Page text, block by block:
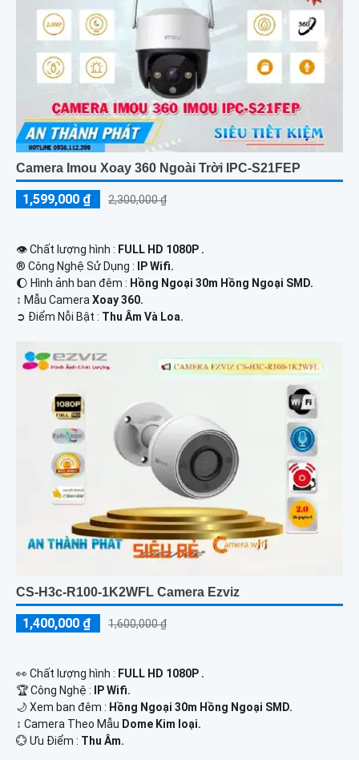
Camera Imou Xoay 360 Ngoài Trời IPC-S21FEP
1,599,000 ₫ 2,300,000 ₫
👁 Chất lượng hình : FULL HD 1080P .
®️ Công Nghệ Sử Dụng :
IP Wifi.
🌔 Hình ảnh ban đêm : Hồng Ngoại 30m Hồng Ngoại SMD.
↕️ Mẫu Camera Xoay 360.
️➲ Điểm Nỗi Bật : Thu Âm Và Loa.
CS-H3c-R100-1K2WFL Camera Ezviz
1,400,000 ₫ 1,600,000 ₫
️👀 Chất lượng hình : FULL HD 1080P .
🏆 Công Nghệ :
IP Wifi.
🌙 Xem ban đêm : Hồng Ngoại 30m Hồng Ngoại SMD.
↕️ Camera Theo Mẫu Dome Kim loại.
️💮 Ưu Điểm : Thu Âm.